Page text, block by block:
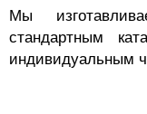
Мы
стандартным
индивидуальным